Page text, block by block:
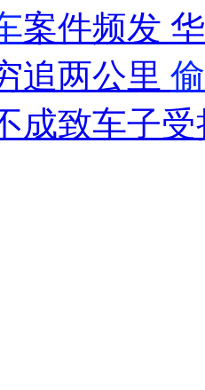
应
凌主义
面不公正
案件频发
追两公里
成致车子